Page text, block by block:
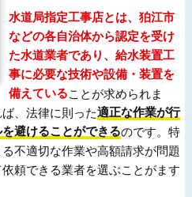
水道局指定工事店とは、狛江市
などの各自治体から認定を受け
た水道業者であり、給水装置工
事に必要な技術や設備・装置を
備えていることが求められま
、法律に則った適正な作業が行
避けることができるのです。特
不適切な作業や高額請求が問題
頼できる業者を選ぶことがます